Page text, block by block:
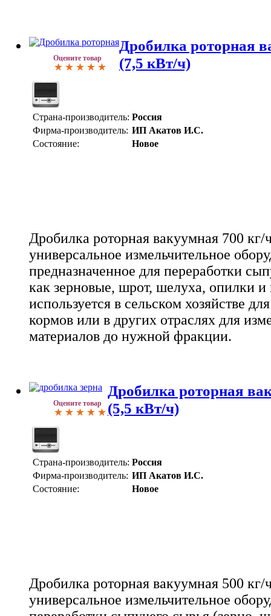
Оцените товар
Дробилка роторная
(7,5 кВт/ч)
Страна-производитель: Россия
Фирма-производитель: ИП Акатов И.С.
Состояние:
Новое
Дробилка роторная вакуумная 700 кг/
универсальное измельчительное
предназначенное для переработки
как зерновые, шрот, шелуха, опилки и
используется в сельском хозяйстве
кормов или в других отраслях для
материалов до нужной фракции.
Оцените товар
Дробилка роторная
(5,5 кВт/ч)
Страна-производитель: Россия
Фирма-производитель: ИП Акатов И.С.
Состояние:
Новое
Дробилка роторная вакуумная 500 кг/
универсальное измельчительное